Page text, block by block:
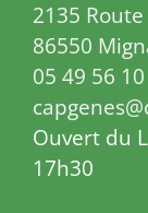
2135
86550
05 49 56
Ouvert du
17h30